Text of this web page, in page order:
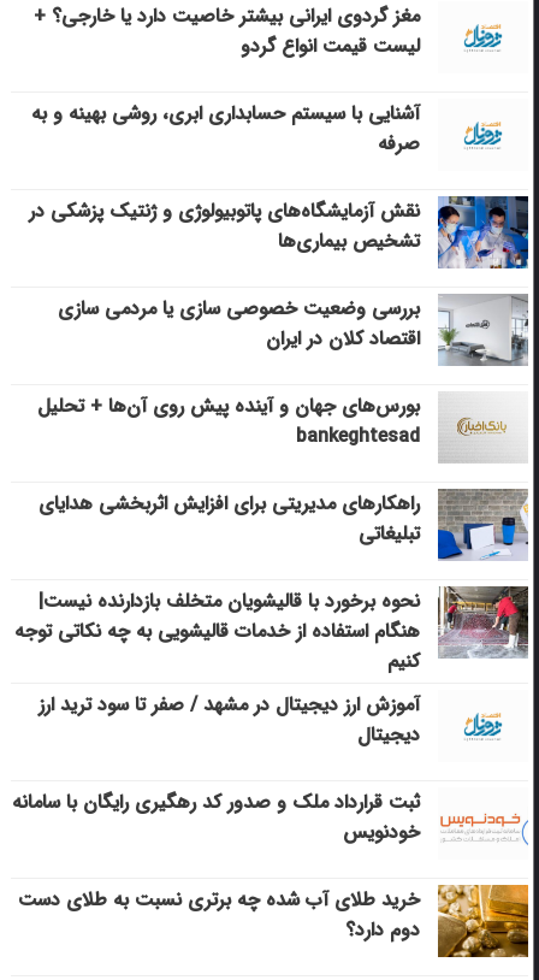
مغز گردوی ایرانی بیشتر خاصیت دارد یا خارجی؟ +
لیست قیمت انواع گردو
آشنایی با سیستم حسابداری ابری، روشی بهینه و به
صرفه
نقش آزمایشگاه‌های پاتوبیولوژی و ژنتیک پزشکی در
تشخیص بیماری‌ها
بررسی وضعیت خصوصی سازی یا مردمی سازی
اقتصاد کلان در ایران
بورس‌های جهان و آینده پیش روی آن‌ها + تحلیل
bankeghtesad
راهکارهای مدیریتی برای افزایش اثربخشی هدایای
تبلیغاتی
نحوه برخورد با قالیشویان متخلف بازدارنده نیست|
هنگام استفاده از خدمات قالیشویی به چه نکاتی توجه
کنیم
آموزش ارز دیجیتال در مشهد / صفر تا سود ترید ارز
دیجیتال
ثبت قرارداد ملک و صدور کد رهگیری رایگان با سامانه
خودنویس
خرید طلای آب شده چه برتری نسبت به طلای دست
دوم دارد؟